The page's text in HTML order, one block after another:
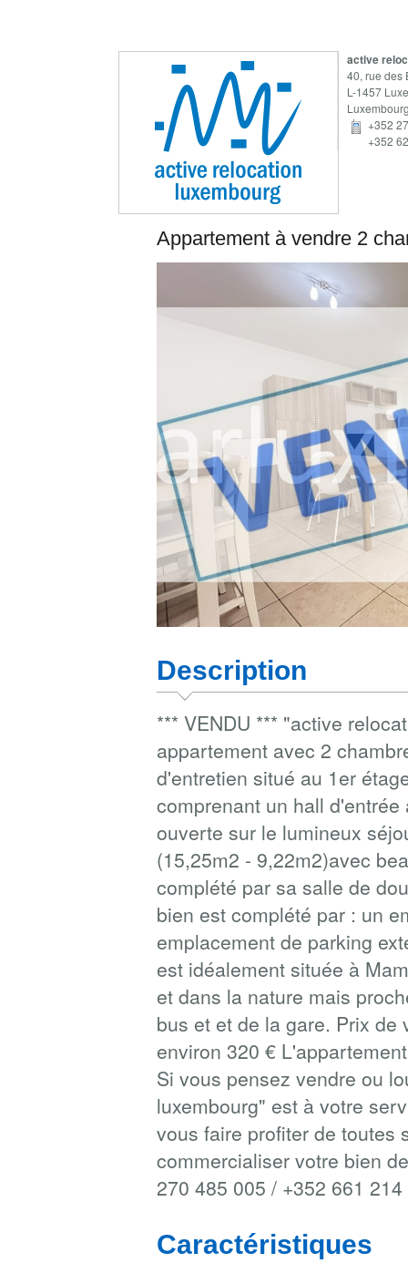
active
40, rue des
L-1457
+352
+352
Appartement à vendre 2
Description
*** VENDU *** "active
appartement avec 2
d'entretien situé au 1er
comprenant un hall
ouverte sur le lumineux
(15,25m2 - 9,22m2)avec
complété par sa salle de
bien est complété par : un
emplacement de parking
est idéalement située à
et dans la nature mais
bus et et de la gare. Prix
environ 320 €
Si vous pensez vendre ou
luxembourg" est à votre
vous faire profiter de toutes
commercialiser votre bien
270 485 005 / +352 661
Caractéristiques